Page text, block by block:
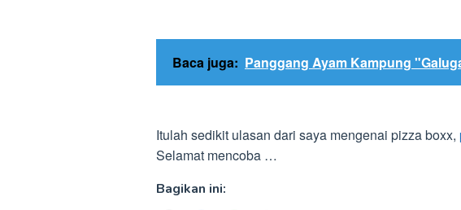
Baca juga: Panggang Ayam Kampung
Itulah sedikit ulasan dari saya mengenai pizza boxx,
Selamat mencoba …
Bagikan ini: